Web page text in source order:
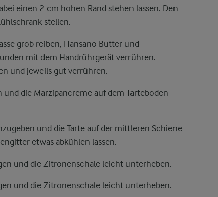
einen 2 cm hohen Rand stehen lassen. Den
stellen.
grob reiben, Hansano Butter und
mit dem Handrührgerät verrühren.
und jeweils gut verrühren.
die Marzipancreme auf dem Tarteboden
und die Tarte auf der mittleren Schiene
etwas abkühlen lassen.
und die Zitronenschale leicht unterheben.
und die Zitronenschale leicht unterheben.